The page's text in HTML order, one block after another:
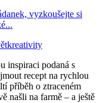
vyzkoušejte si
inspiraci podaná s
recept na rychlou
příběh o ztraceném
našli na farmě – a ještě